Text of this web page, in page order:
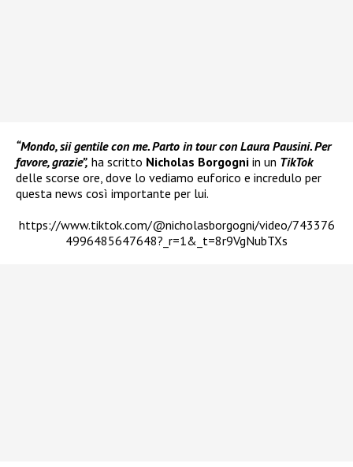
“Mondo, sii gentile con me. Parto in tour con Laura Pausini. Per
favore, grazie”, ha scritto Nicholas Borgogni in un TikTok
delle scorse ore, dove lo vediamo euforico e incredulo per
questa news così importante per lui.
https://www.tiktok.com/@nicholasborgogni/video/743376
4996485647648?_r=1&_t=8r9VgNubTXs